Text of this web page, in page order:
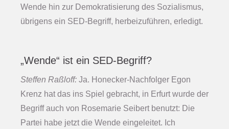
Wende hin zur Demokratisierung des Sozialismus,
übrigens ein SED-Begriff, herbeizuführen, erledigt.
„Wende“ ist ein SED-Begriff?
Steffen Raßloff: Ja. Honecker-Nachfolger Egon
Krenz hat das ins Spiel gebracht, in Erfurt wurde der
Begriff auch von Rosemarie Seibert benutzt: Die
Partei habe jetzt die Wende eingeleitet. Ich